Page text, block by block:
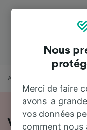
Accueil
Voyager en
Nous
Merci de faire
avons la
vos données
comment nous